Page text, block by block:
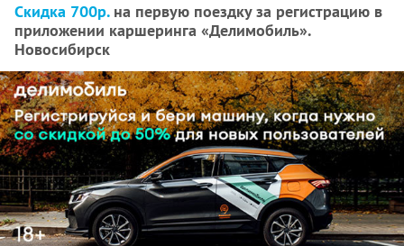
Скидка 700р.на первую поездку за регистрацию в
приложении каршеринга «Делимобиль».
Новосибирск